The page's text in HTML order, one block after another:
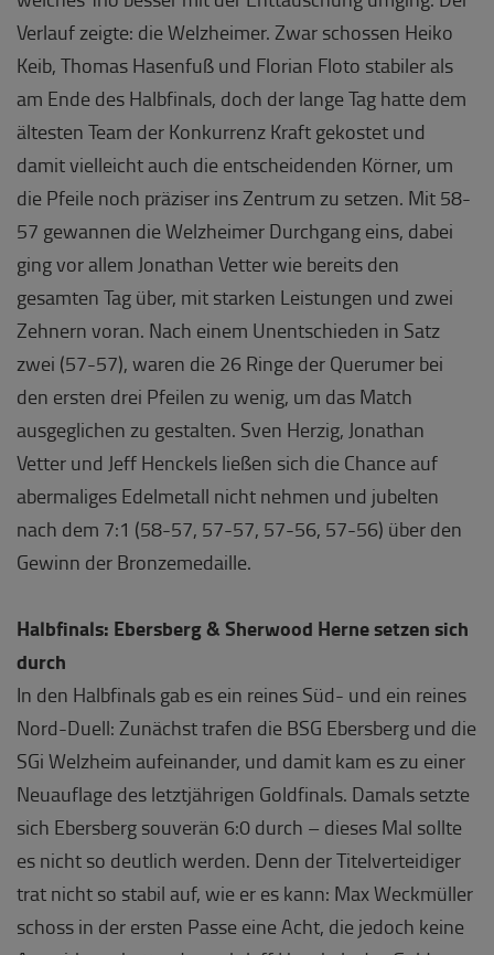
Verlauf zeigte: die Welzheimer. Zwar schossen Heiko
Keib, Thomas Hasenfuß und Florian Floto stabiler als
am Ende des Halbfinals, doch der lange Tag hatte dem
ältesten Team der Konkurrenz Kraft gekostet und
damit vielleicht auch die entscheidenden Körner, um
die Pfeile noch präziser ins Zentrum zu setzen. Mit 58-
57 gewannen die Welzheimer Durchgang eins, dabei
ging vor allem Jonathan Vetter wie bereits den
gesamten Tag über, mit starken Leistungen und zwei
Zehnern voran. Nach einem Unentschieden in Satz
zwei (57-57), waren die 26 Ringe der Querumer bei
den ersten drei Pfeilen zu wenig, um das Match
ausgeglichen zu gestalten. Sven Herzig, Jonathan
Vetter und Jeff Henckels ließen sich die Chance auf
abermaliges Edelmetall nicht nehmen und jubelten
nach dem 7:1 (58-57, 57-57, 57-56, 57-56) über den
Gewinn der Bronzemedaille.
Halbfinals: Ebersberg & Sherwood Herne setzen sich
durch
In den Halbfinals gab es ein reines Süd- und ein reines
Nord-Duell: Zunächst trafen die BSG Ebersberg und die
SGi Welzheim aufeinander, und damit kam es zu einer
Neuauflage des letztjährigen Goldfinals. Damals setzte
sich Ebersberg souverän 6:0 durch – dieses Mal sollte
es nicht so deutlich werden. Denn der Titelverteidiger
trat nicht so stabil auf, wie er es kann: Max Weckmüller
schoss in der ersten Passe eine Acht, die jedoch keine